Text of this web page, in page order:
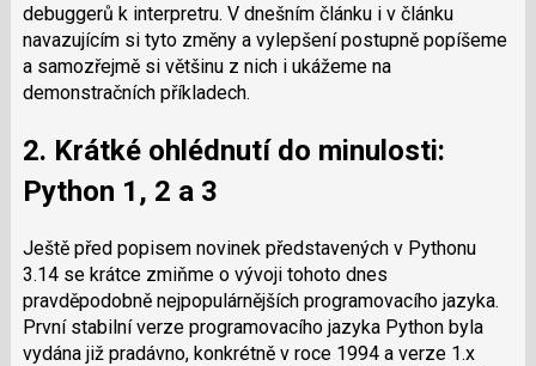
debuggerů k interpretru. V dnešním článku i v článku
navazujícím si tyto změny a vylepšení postupně popíšeme
a samozřejmě si většinu z nich i ukážeme na
demonstračních příkladech.
2. Krátké ohlédnutí do minulosti:
Python 1, 2 a 3
Ještě před popisem novinek představených v Pythonu
3.14 se krátce zmiňme o vývoji tohoto dnes
pravděpodobně nejpopulárnějších programovacího jazyka.
První stabilní verze programovacího jazyka Python byla
vydána již pradávno, konkrétně v roce 1994 a verze 1.x